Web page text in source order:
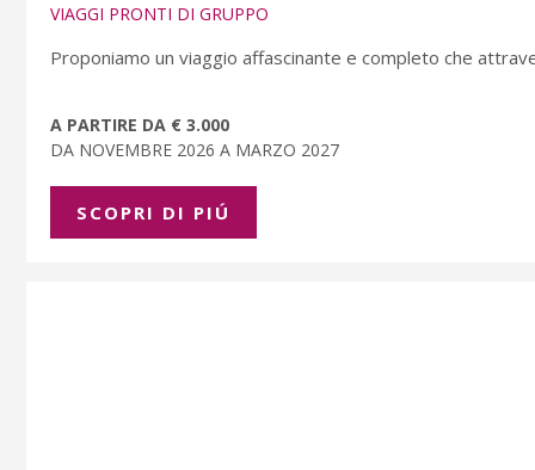
VIAGGI PRONTI DI GRUPPO
Proponiamo un viaggio affascinante e completo che
A PARTIRE DA € 3.000
DA NOVEMBRE 2026 A MARZO 2027
SCOPRI DI PIÚ